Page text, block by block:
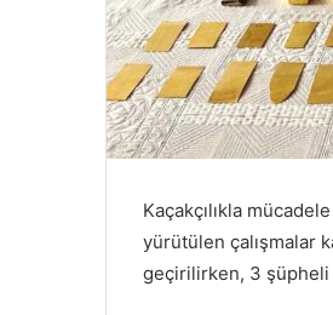
Kaçakçılıkla
yürütülen çalışmalar
geçirilirken, 3 şüpheli